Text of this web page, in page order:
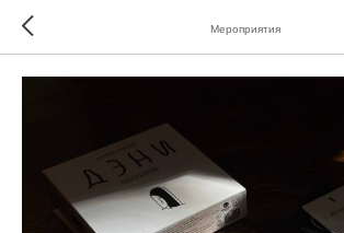
Мероприятия